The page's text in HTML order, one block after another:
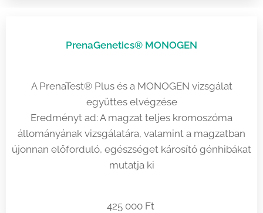
PrenaGenetics® MONOGEN
A PrenaTest® Plus és a MONOGEN vizsgálat
együttes elvégzése
Eredményt ad: A magzat teljes kromoszóma
állományának vizsgálatára, valamint a magzatban
újonnan előforduló, egészséget károsító génhibákat
mutatja ki
425 000 Ft